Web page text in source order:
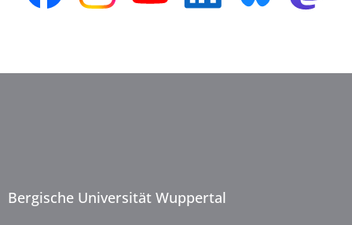
Bergische Universität Wuppertal